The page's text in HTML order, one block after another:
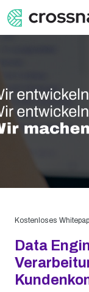
Kostenloses
Data